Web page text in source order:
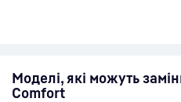
Моделі, які можуть
Comfort